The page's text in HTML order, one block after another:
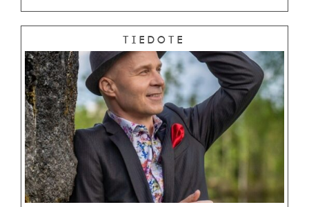
Tiedote